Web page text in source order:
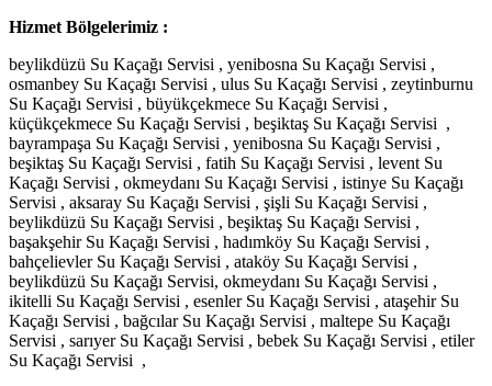
Hizmet Bölgelerimiz :
beylikdüzü Su Kaçağı Servisi , yenibosna Su Kaçağı Servisi ,
osmanbey Su Kaçağı Servisi , ulus Su Kaçağı Servisi , zeytinburnu
Su Kaçağı Servisi , büyükçekmece Su Kaçağı Servisi ,
küçükçekmece Su Kaçağı Servisi , beşiktaş Su Kaçağı Servisi ,
bayrampaşa Su Kaçağı Servisi , yenibosna Su Kaçağı Servisi ,
beşiktaş Su Kaçağı Servisi , fatih Su Kaçağı Servisi , levent Su
Kaçağı Servisi , okmeydanı Su Kaçağı Servisi , istinye Su Kaçağı
Servisi , aksaray Su Kaçağı Servisi , şişli Su Kaçağı Servisi ,
beylikdüzü Su Kaçağı Servisi , beşiktaş Su Kaçağı Servisi ,
başakşehir Su Kaçağı Servisi , hadımköy Su Kaçağı Servisi ,
bahçelievler Su Kaçağı Servisi , ataköy Su Kaçağı Servisi ,
beylikdüzü Su Kaçağı Servisi, okmeydanı Su Kaçağı Servisi ,
ikitelli Su Kaçağı Servisi , esenler Su Kaçağı Servisi , ataşehir Su
Kaçağı Servisi , bağcılar Su Kaçağı Servisi , maltepe Su Kaçağı
Servisi , sarıyer Su Kaçağı Servisi , bebek Su Kaçağı Servisi , etiler
Su Kaçağı Servisi ,